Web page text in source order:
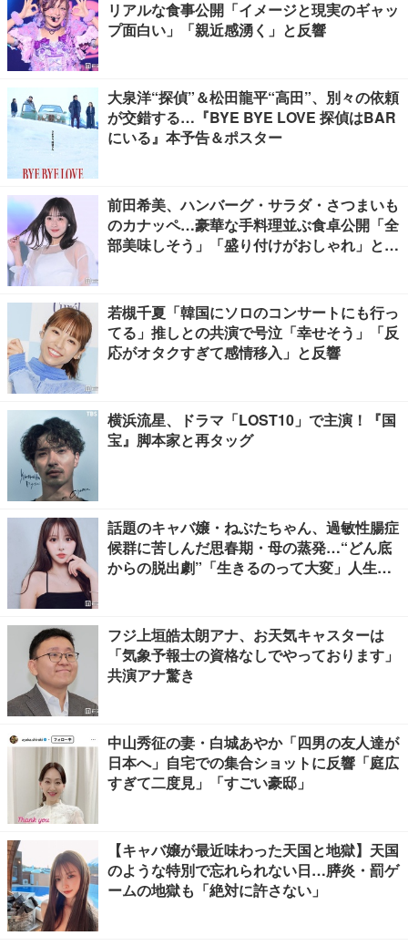
リアルな食事公開「イメージと現実のギャッ
プ面白い」「親近感湧く」と反響
大泉洋“探偵”＆松田龍平“高田”、別々の依頼
が交錯する…『BYE BYE LOVE 探偵はBAR
にいる』本予告＆ポスター
前田希美、ハンバーグ・サラダ・さつまいも
のカナッペ…豪華な手料理並ぶ食卓公開「全
部美味しそう」「盛り付けがおしゃれ」と絶
若槻千夏「韓国にソロのコンサートにも行っ
てる」推しとの共演で号泣「幸せそう」「反
応がオタクすぎて感情移入」と反響
横浜流星、ドラマ「LOST10」で主演！『国
宝』脚本家と再タッグ
話題のキャバ嬢・ねぶたちゃん、過敏性腸症
候群に苦しんだ思春期・母の蒸発…“どん底
からの脱出劇”「生きるのって大変」人生変
フジ上垣皓太朗アナ、お天気キャスターは
「気象予報士の資格なしでやっております」
共演アナ驚き
中山秀征の妻・白城あやか「四男の友人達が
日本へ」自宅での集合ショットに反響「庭広
すぎて二度見」「すごい豪邸」
【キャバ嬢が最近味わった天国と地獄】天国
のような特別で忘れられない日…膵炎・罰ゲ
ームの地獄も「絶対に許さない」